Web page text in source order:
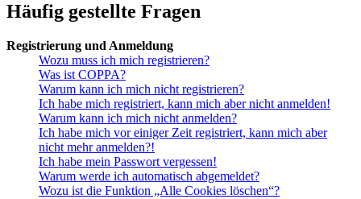
Häufig gestellte Fragen
Registrierung und Anmeldung
Wozu muss ich mich registrieren?
Was ist COPPA?
Warum kann ich mich nicht registrieren?
Ich habe mich registriert, kann mich aber nicht anmelden!
Warum kann ich mich nicht anmelden?
Ich habe mich vor einiger Zeit registriert, kann mich aber
nicht mehr anmelden?!
Ich habe mein Passwort vergessen!
Warum werde ich automatisch abgemeldet?
Wozu ist die Funktion „Alle Cookies löschen“?